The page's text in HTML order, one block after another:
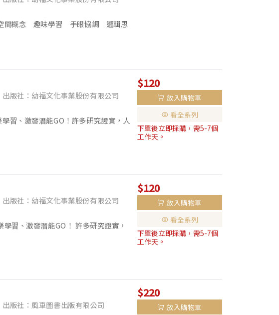
空間概念 趣味學習 手眼協調 邏輯思
出版社：幼福文化事業股份有限公司
習、激發潛能GO！許多研究證實，人
$120
放入購物車
看全系列
下單後立即採購，需5-7個
工作天。
出版社：幼福文化事業股份有限公司
習、激發潛能GO！ 許多研究證實，
$120
放入購物車
看全系列
下單後立即採購，需5-7個
工作天。
出版社：風車圖書出版有限公司
$220
放入購物車